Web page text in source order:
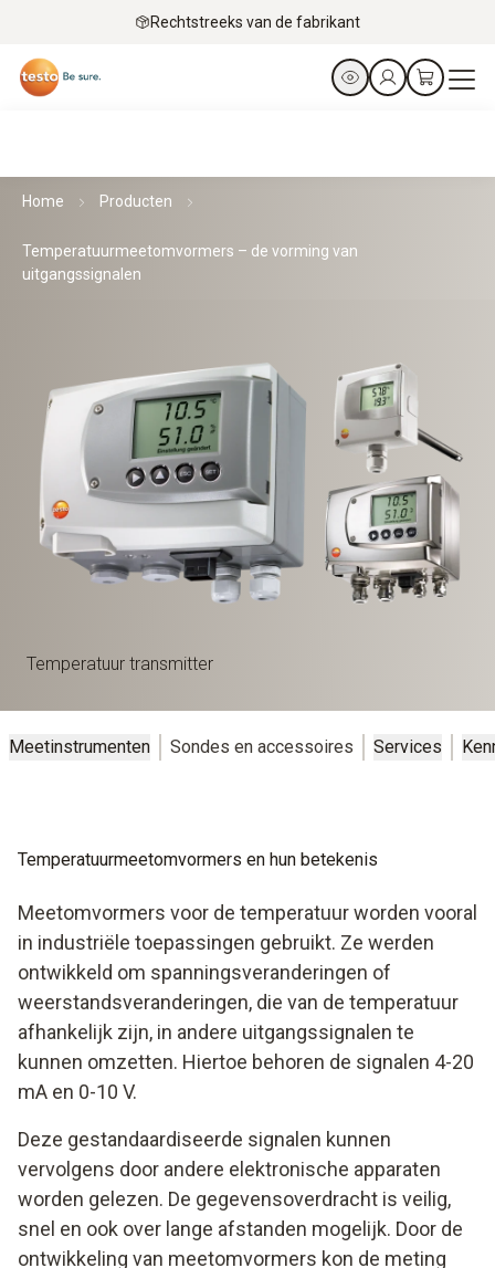
Rechtstreeks van de fabrikant
Home Producten
Temperatuurmeetomvormers – de vorming van
uitgangssignalen
Temperatuur transmitter
Meetinstrumenten Sondes en accessoires Services
Temperatuurmeetomvormers en hun betekenis
Meetomvormers voor de temperatuur worden vooral
in industriële toepassingen gebruikt. Ze werden
ontwikkeld om spanningsveranderingen of
weerstandsveranderingen, die van de temperatuur
afhankelijk zijn, in andere uitgangssignalen te
kunnen omzetten. Hiertoe behoren de signalen 4-20
mA en 0-10 V.
Deze gestandaardiseerde signalen kunnen
vervolgens door andere elektronische apparaten
worden gelezen. De gegevensoverdracht is veilig,
snel en ook over lange afstanden mogelijk. Door de
ontwikkeling van meetomvormers kon de meting